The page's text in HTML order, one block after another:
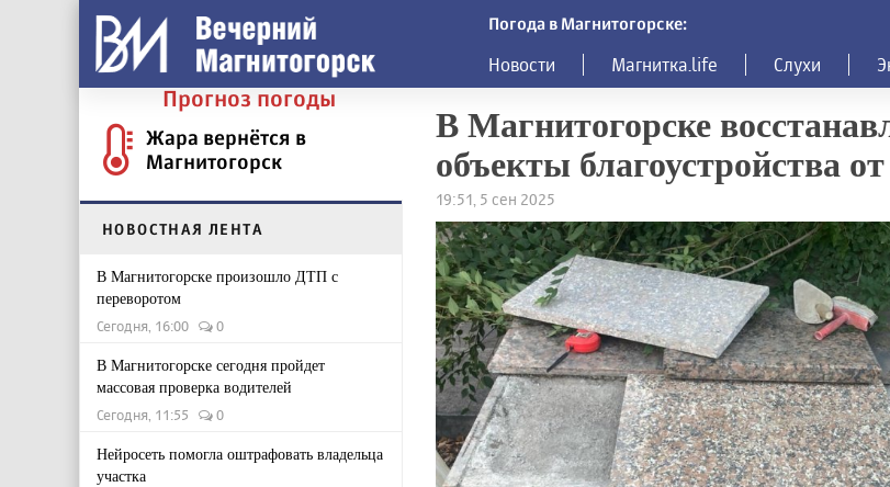
Погода в Магнитогорске:
Новости Магнитка.life Слухи
Прогноз погоды
Жара вернётся в
Магнитогорск
НОВОСТНАЯ ЛЕНТА
В Магнитогорске произошло ДТП с
переворотом
Сегодня, 16:00 0
В Магнитогорске сегодня пройдет
массовая проверка водителей
Сегодня, 11:55 0
Нейросеть помогла оштрафовать владельца
участка
В Магнитогорске
объекты благоустройства
19:51, 5 сен 2025